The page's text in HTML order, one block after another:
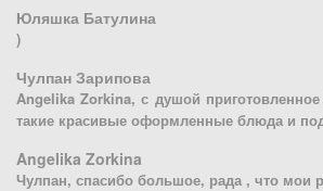
Юляшка Батулина
)
Чулпан Зарипова
Angelika Zorkina, с душой
такие красивые оформленные блюда и
Angelika Zorkina
Чулпан, спасибо большое, рада , что мои